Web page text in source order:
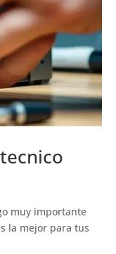
muy importante
la mejor para tus